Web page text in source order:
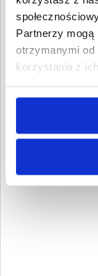
Partnerzy mogą
otrzymanymi od
korzystania z